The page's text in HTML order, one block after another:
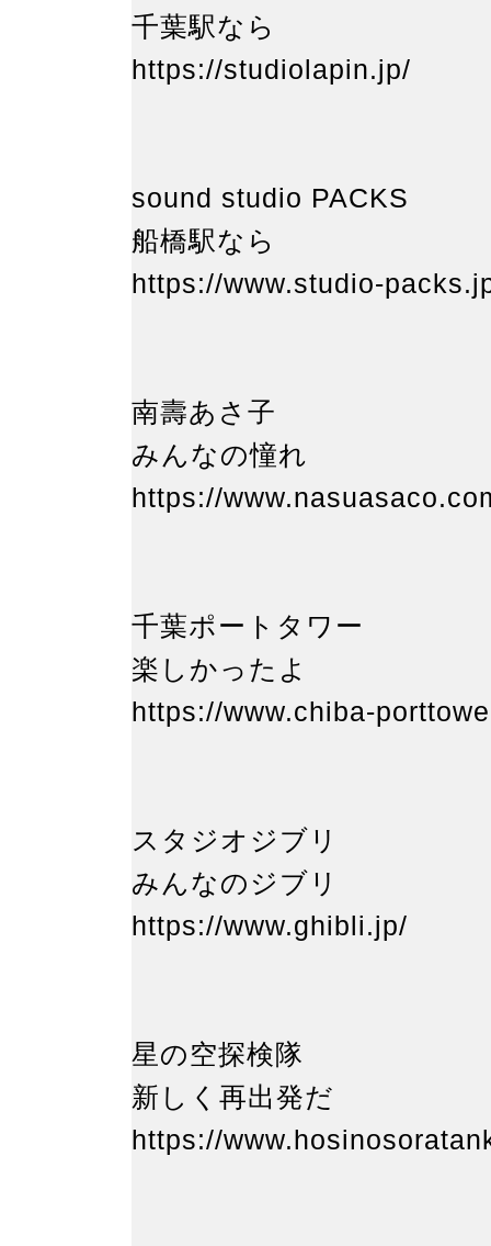
千葉駅なら
https://studiolapin.jp/
sound studio
船橋駅なら
https://www.studio-
南壽あさ子
みんなの憧れ
https://
千葉ポートタワー
楽しかったよ
https://www.chiba-
スタジオジブ
みんなのジブ
https://www.ghibli.jp/
星の空探検隊
新しく再出発
https://